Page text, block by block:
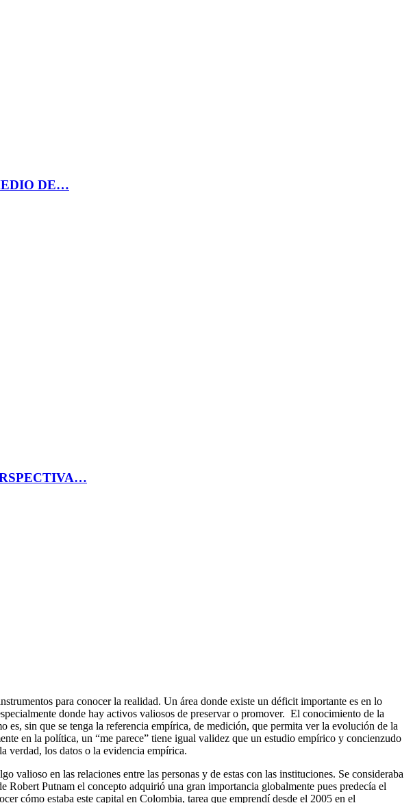
DE…
para conocer la realidad. Un área donde existe un déficit importante es en lo
donde hay activos valiosos de preservar o promover. El conocimiento de la
es, sin que se tenga la referencia empírica, de medición, que permita ver la evolución de la
en la política, un “me parece” tiene igual validez que un estudio empírico y concienzudo
verdad, los datos o la evidencia empírica.
en las relaciones entre las personas y de estas con las instituciones. Se consideraba
Putnam el concepto adquirió una gran importancia globalmente pues predecía el
cómo estaba este capital en Colombia, tarea que emprendí desde el 2005 en el